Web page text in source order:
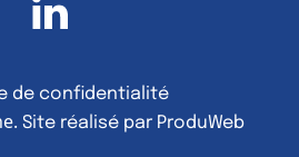
de confidentialité
Site réalisé par ProduWeb